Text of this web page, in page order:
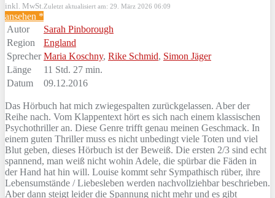
inkl. MwSt. Zuletzt aktualisiert am: 29. März 2026 06:09
ansehen *
Autor
Sarah Pinborough
Region
England
Sprecher Maria Koschny, Rike Schmid, Simon Jäger
Länge
11 Std. 27 min.
Datum
09.12.2016
Das Hörbuch hat mich zwiegespalten zurückgelassen. Aber der
Reihe nach. Vom Klappentext hört es sich nach einem klassischen
Psychothriller an. Diese Genre trifft genau meinen Geschmack. In
einem guten Thriller muss es nicht unbedingt viele Toten und viel
Blut geben, dieses Hörbuch ist der Beweiß. Die ersten 2/3 sind echt
spannend, man weiß nicht wohin Adele, die spürbar die Fäden in
der Hand hat hin will. Louise kommt sehr Sympathisch rüber, ihre
Lebensumstände / Liebesleben werden nachvollziehbar beschrieben.
Aber dann steigt leider die Spannung nicht mehr und es gibt